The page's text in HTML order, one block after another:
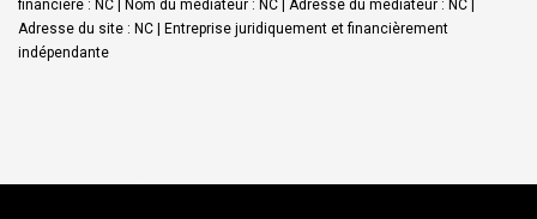
financière : NC | Nom du médiateur : NC | Adresse du médiateur : NC |
Adresse du site : NC | Entreprise juridiquement et financièrement
indépendante